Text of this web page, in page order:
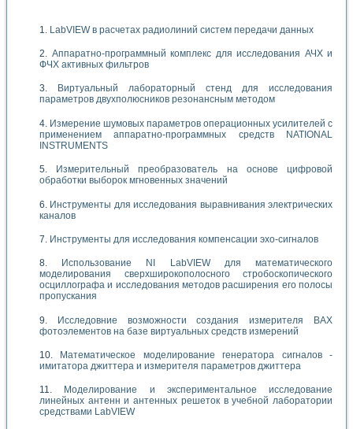
LabVIEW в расчетах радиолиний систем передачи данных
Аппаратно-программный комплекс для исследования АЧХ и
ФЧХ активных фильтров
Виртуальный лабораторный стенд для исследования
параметров двухполюсников резонансным методом
Измерение шумовых параметров операционных усилителей с
применением аппаратно-программных средств NATIONAL
INSTRUMENTS
Измерительный преобразователь на основе цифровой
обработки выборок мгновенных значений
Инструменты для исследования выравнивания электрических
каналов
Инструменты для исследования компенсации эхо-сигналов
Использование NI LabVIEW для математического
моделирования сверхширокополосного стробоскопического
осциллографа и исследования методов расширения его полосы
пропускания
Исследовние возможности создания измерителя ВАХ
фотоэлементов на базе виртуальных средств измерений
Математическое моделирование генератора сигналов -
имитатора джиттера и измерителя параметров джиттера
Моделирование и экспериментальное исследование
линейных антенн и антенных решеток в учебной лаборатории
средствами LabVIEW